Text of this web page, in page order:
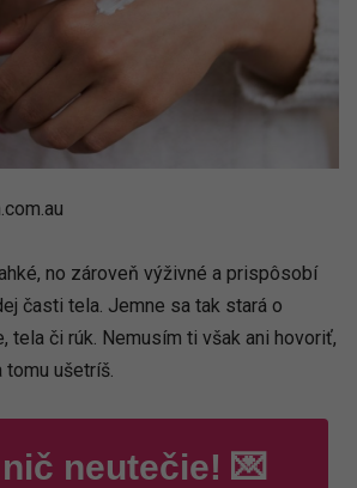
no zároveň výživné a prispôsobí
časti tela. Jemne sa tak stará o
tela či rúk. Nemusím ti však ani hovoriť,
ušetríš.
neutečie! 💌